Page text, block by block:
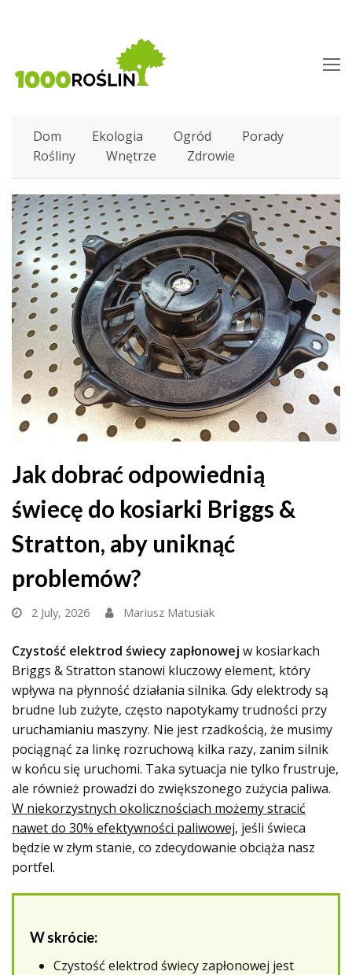
Dom Ekologia Ogród
Porady
Rośliny
Wnętrze Zdrowie
Jak dobrać odpowiednią
świecę do kosiarki Briggs &
Stratton, aby uniknąć
problemów?
2 July, 2026 Mariusz Matusiak
Czystość elektrod świecy zapłonowej w kosiarkach
Briggs & Stratton stanowi kluczowy element, który
wpływa na płynność działania silnika. Gdy elektrody są
brudne lub zużyte, często napotykamy trudności przy
uruchamianiu maszyny. Nie jest rzadkością, że musimy
pociągnąć za linkę rozruchową kilka razy, zanim silnik
w końcu się uruchomi. Taka sytuacja nie tylko frustruje,
ale również prowadzi do zwiększonego zużycia paliwa.
W niekorzystnych okolicznościach możemy stracić
nawet do 30% efektywności paliwowej, jeśli świeca
będzie w złym stanie, co zdecydowanie obciąża nasz
portfel.
W skrócie:
Czystość elektrod świecy zapłonowej jest